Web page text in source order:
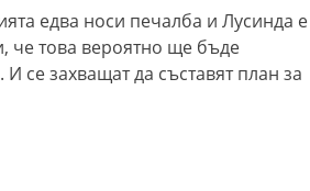
едва носи печалба и Лусинда е
че това вероятно ще бъде
се захващат да съставят план за